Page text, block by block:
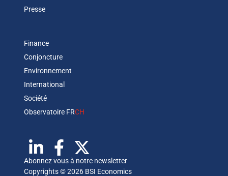
Presse
Finance
Conjoncture
Environnement
International
Société
Observatoire FRCH
Abonnez vous à notre newsletter
Copyrights © 2026 BSI Economics